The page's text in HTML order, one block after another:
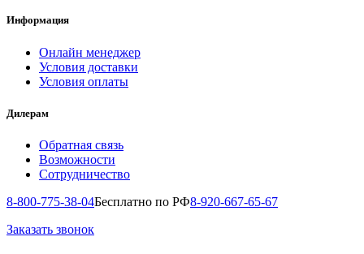
Информация
Онлайн менеджер
Условия доставки
Условия оплаты
Дилерам
Обратная связь
Возможности
Сотрудничество
8-800-775-38-04Бесплатно по РФ8-920-667-65-67
Заказать звонок